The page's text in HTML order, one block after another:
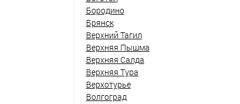
Бородино
Брянск
Верхний Тагил
Верхняя Пышма
Верхняя Салда
Верхняя Тура
Верхотурье
Волгоград